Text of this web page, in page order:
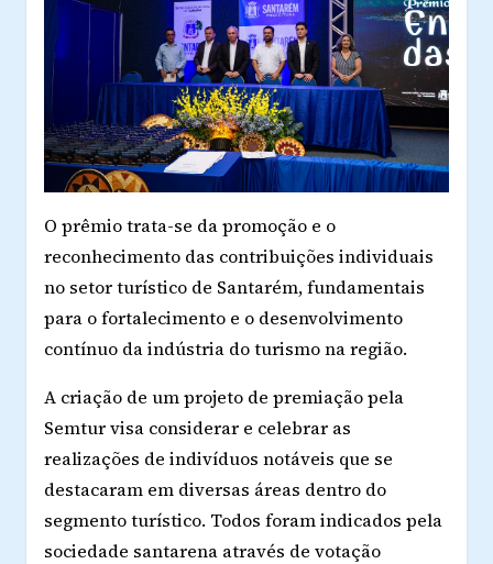
O prêmio trata-se da promoção e o
reconhecimento das contribuições individuais
no setor turístico de Santarém, fundamentais
para o fortalecimento e o desenvolvimento
contínuo da indústria do turismo na região.
A criação de um projeto de premiação pela
Semtur visa considerar e celebrar as
realizações de indivíduos notáveis ​​que se
destacaram em diversas áreas dentro do
segmento turístico. Todos foram indicados pela
sociedade santarena através de votação